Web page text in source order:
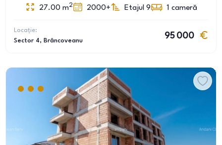
27.00 m2 2000+ Etajul 9 1 cameră
Locație:
Sector 4, Brâncoveanu
95 000